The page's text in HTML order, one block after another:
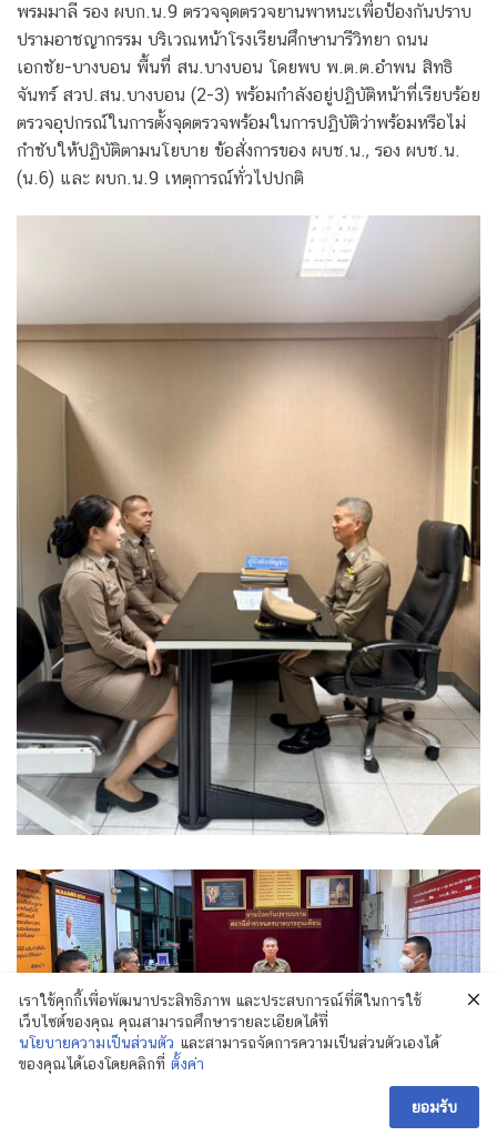
พรมมาลี รอง ผบก.น.9 ตรวจจุดตรวจยานพาหนะเพื่อป้องกันปราบ
ปรามอาชญากรรม บริเวณหน้าโรงเรียนศึกษานารีวิทยา ถนน
เอกชัย-บางบอน พื้นที่ สน.บางบอน โดยพบ พ.ต.ต.อำพน สิทธิ
จันทร์ สวป.สน.บางบอน (2-3) พร้อมกำลังอยู่ปฏิบัติหน้าที่เรียบร้อย
ตรวจอุปกรณ์ในการตั้งจุดตรวจพร้อมในการปฏิบัติว่าพร้อมหรือไม่
กำชับให้ปฏิบัติตามนโยบาย ข้อสั่งการของ ผบช.น., รอง ผบช.น.
(น.6) และ ผบก.น.9 เหตุการณ์ทั่วไปปกติ
เราใช้คุกกี้เพื่อพัฒนาประสิทธิภาพ และประสบการณ์ที่ดีในการใช้
เว็บไซต์ของคุณ คุณสามารถศึกษารายละเอียดได้ที่
นโยบายความเป็นส่วนตัว และสามารถจัดการความเป็นส่วนตัวเองได้
ของคุณได้เองโดยคลิกที่ ตั้งค่า
ยอมรับ